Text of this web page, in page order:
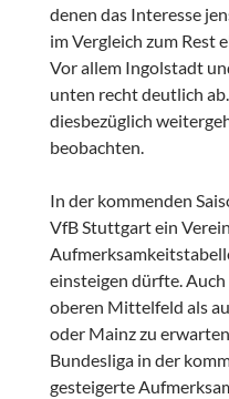
denen das Interesse
im Vergleich zum Rest
Vor allem Ingolstadt
unten recht deutlich
diesbezüglich
beobachten.
In der kommenden
VfB Stuttgart ein
einsteigen dürfte.
oberen Mittelfeld als
oder Mainz zu
Bundesliga in der
gesteigerte